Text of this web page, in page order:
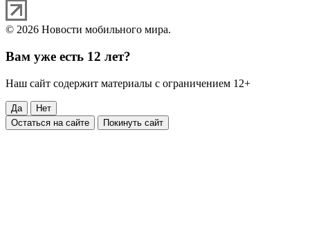
© 2026 Новости мобильного мира.
Вам уже есть 12 лет?
Наш сайт содержит материалы с ограничением 12+
Да
Нет
Остаться на сайте
Покинуть сайт